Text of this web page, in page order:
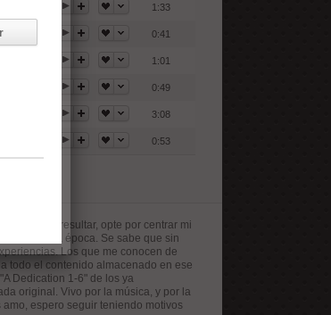
1:33
0:41
1:01
0:49
3:08
0:53
podría resultar, opte por centrar mi
de aquella época. Se sabe que sin
Los que me conocen de
todo el contenido almacenado en ese
Dedication 1-6" de los ya
original. Vivo por la música, y por la
espero seguir teniendo motivos